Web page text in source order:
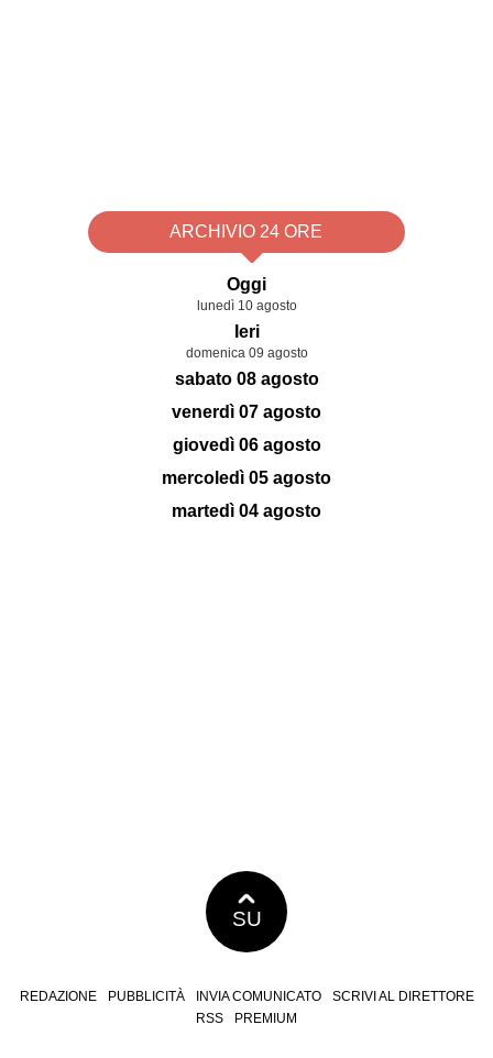
ARCHIVIO 24 ORE
Oggi
lunedì 10 agosto
Ieri
domenica 09 agosto
sabato 08 agosto
venerdì 07 agosto
giovedì 06 agosto
mercoledì 05 agosto
martedì 04 agosto
SU
REDAZIONE PUBBLICITÀ INVIA COMUNICATO
SCRIVI AL DIRETTORE
RSS
PREMIUM